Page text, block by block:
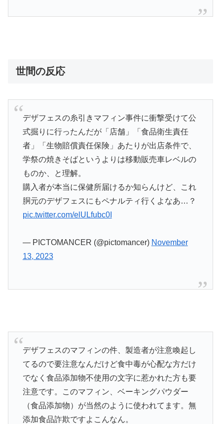
世間の反応
デザフェスの糸引きマフィン事件に衝撃受けて公
式掘りに行ったんだが「店舗」「食品衛生責任
者」「生物賠償責任保険」あたりが出店条件で、
学祭の焼きそばというよりは移動販売車レベルの
ものか、と理解。
購入者が本当に保健所届けるか知らんけど、これ
胴元のデザフェスにもペナルティ行くよなあ…？
pic.twitter.com/elULfubc0I
— PICTOMANCER (@pictomancer) November
13, 2023
デザフェスのマフィンの件、製造者が注意喚起し
てるので要注意なんだけど食中毒が心配な方だけ
でなく食品添加物不使用の文字に惹かれた方も要
注意です。このマフィン、ベーキングパウダー
（食品添加物）が当然のように使われてます。無
添加食品詐欺ですよこんなん。